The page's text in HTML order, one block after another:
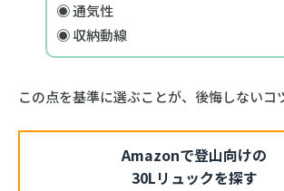
◉ 通気性
◉ 収納動線
この点を基準に選ぶことが、後悔しないコ
Amazonで登山向けの
30Lリュックを探す